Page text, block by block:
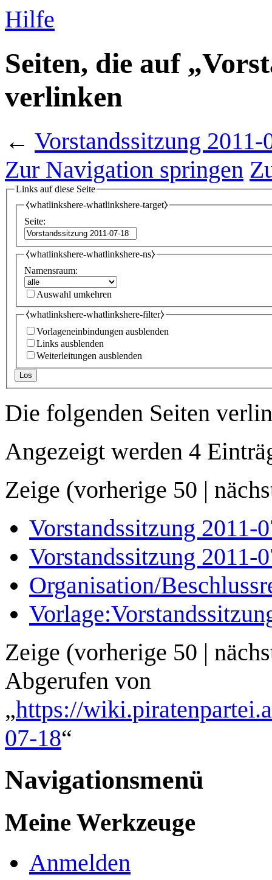
Hilfe
Seiten, die auf
verlinken
← Vorstandssitzung 2011-
Zur Navigation springen
Links auf diese Seite
⧼whatlinkshere-whatlinkshere-target⧽
Seite:
⧼whatlinkshere-whatlinkshere-ns⧽
Namensraum:
Auswahl umkehren
⧼whatlinkshere-whatlinkshere-filter⧽
Vorlageneinbindungen ausblenden
Links ausblenden
Weiterleitungen ausblenden
Los
Die folgenden Seiten
Angezeigt werden 4
Zeige (vorherige 50 |
Vorstandssitzung 2011-
Vorstandssitzung 2011-
Organisation/
Zeige (vorherige 50 |
Abgerufen von
„https://
07-18“
Navigationsmenü
Meine Werkzeuge
Anmelden